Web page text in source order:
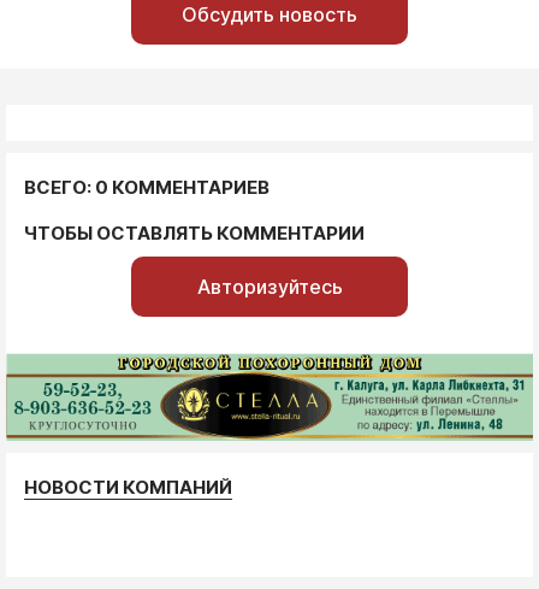
Обсудить новость
ВСЕГО: 0 КОММЕНТАРИЕВ
ЧТОБЫ ОСТАВЛЯТЬ КОММЕНТАРИИ
Авторизуйтесь
НОВОСТИ КОМПАНИЙ